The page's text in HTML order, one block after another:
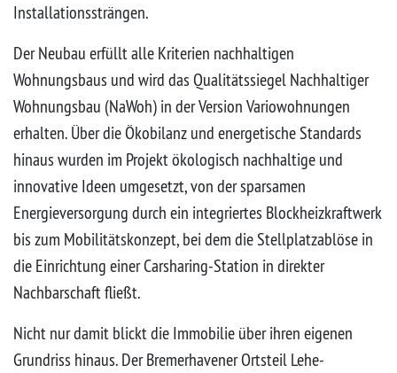
Installationssträngen.
Der Neubau erfüllt alle Kriterien nachhaltigen
Wohnungsbaus und wird das Qualitätssiegel Nachhaltiger
Wohnungsbau (NaWoh) in der Version Variowohnungen
erhalten. Über die Ökobilanz und energetische Standards
hinaus wurden im Projekt ökologisch nachhaltige und
innovative Ideen umgesetzt, von der sparsamen
Energieversorgung durch ein integriertes Blockheizkraftwerk
bis zum Mobilitätskonzept, bei dem die Stellplatzablöse in
die Einrichtung einer Carsharing-Station in direkter
Nachbarschaft fließt.
Nicht nur damit blickt die Immobilie über ihren eigenen
Grundriss hinaus. Der Bremerhavener Ortsteil Lehe-